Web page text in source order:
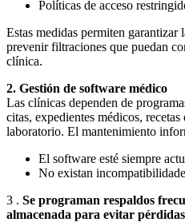
Políticas de acceso
Estas medidas permiten
prevenir filtraciones que puedan
clínica.
2. Gestión de software médico
Las clínicas dependen de
citas, expedientes médicos,
laboratorio. El mantenimiento
El software esté siempre
No existan
3 . Se programan respaldos
almacenada para evitar